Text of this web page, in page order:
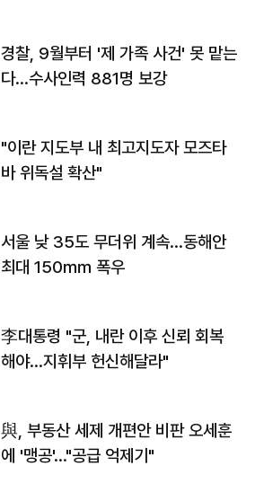
경찰, 9월부터 '제 가족 사건' 못 맡는
다…수사인력 881명 보강
"이란 지도부 내 최고지도자 모즈타
바 위독설 확산"
서울 낮 35도 무더위 계속…동해안
최대 150㎜ 폭우
李대통령 "군, 내란 이후 신뢰 회복
해야…지휘부 헌신해달라"
與, 부동산 세제 개편안 비판 오세훈
에 '맹공'…"공급 억제기"